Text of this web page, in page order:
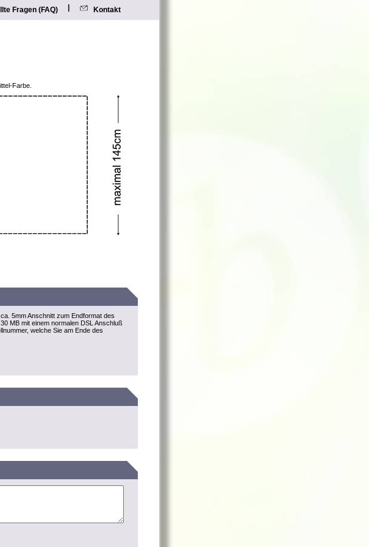
Fragen (FAQ) Kontakt
Farbe.
5mm Anschnitt zum Endformat des
MB mit einem normalen DSL Anschluß
welche Sie am Ende des